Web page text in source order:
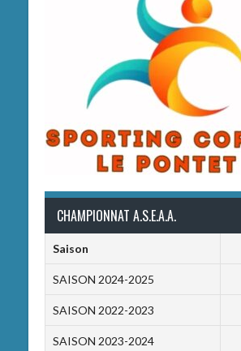
CHAMPIONNAT A.S.E.A.A.
Saison
SAISON 2024-2025
SAISON 2022-2023
SAISON 2023-2024